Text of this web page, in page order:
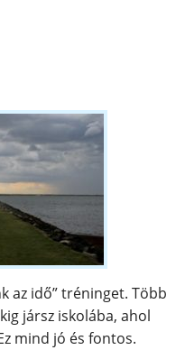
az idő” tréninget. Több
jársz iskolába, ahol
mind jó és fontos.